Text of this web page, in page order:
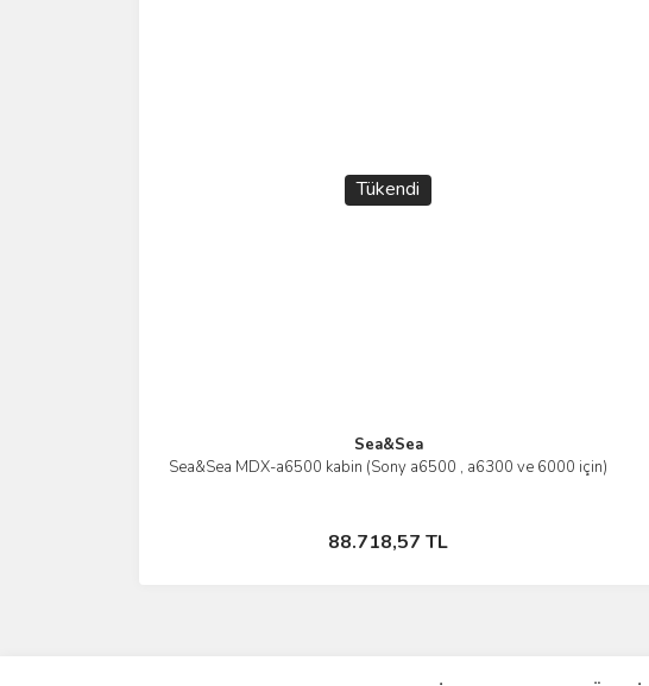
Tükendi
Sea&Sea
Sea&Sea MDX-a6500 kabin (Sony a6500 , a6300 ve 6000 için)
88.718,57 TL
İncele
Stokta Yok